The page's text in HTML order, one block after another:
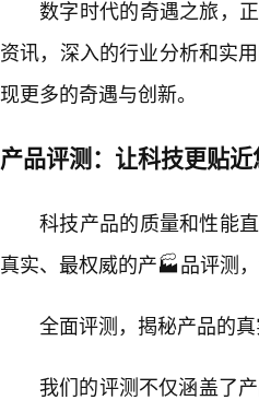
数字时代的奇遇之旅，
资讯，深入的行业分析和实
现更多的奇遇与创新。
产品评测：让科技更贴
科技产品的质量和性能
真实、最权威的产🏭品评测
全面评测，揭秘产品的
我们的评测不仅涵盖了